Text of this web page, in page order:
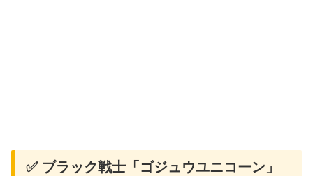
✅ ブラック戦士「ゴジュウユニコーン」